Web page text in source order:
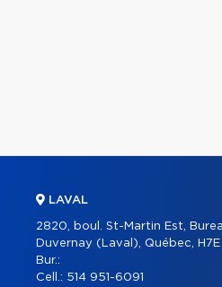
LAVAL
2820, boul. St-Martin Est,
Duvernay (Laval), Québec, H7E
Bur.:
Cell.: 514 951-6091